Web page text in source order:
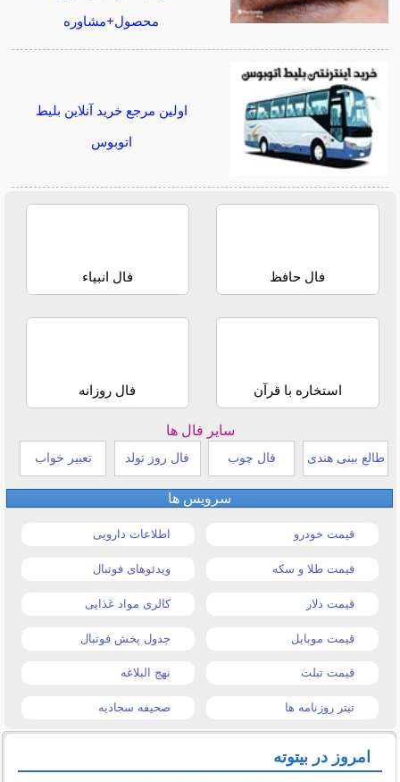
محصول+مشاوره
اولین مرجع خرید آنلاین بلیط
اتوبوس
فال حافظ فال انبیاء
استخاره با قرآن فال روزانه
سایر فال ها
طالع بینی هندی فال چوب فال روز تولد تعبیر خواب
سرویس ها
قیمت خودرو اطلاعات دارویی
قیمت طلا و سکه ویدئوهای فوتبال
قیمت دلار کالری مواد غذایی
قیمت موبایل جدول پخش فوتبال
قیمت تبلت نهج البلاغه
تیتر روزنامه ها صحیفه سجادیه
امروز در بیتوته